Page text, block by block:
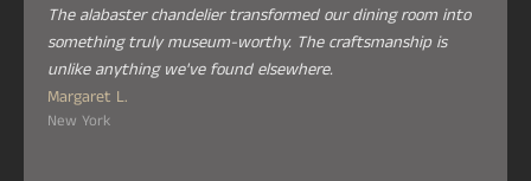
The alabaster chandelier transformed our dining room into
something truly museum-worthy. The craftsmanship is
unlike anything we've found elsewhere.
Margaret L.
New York